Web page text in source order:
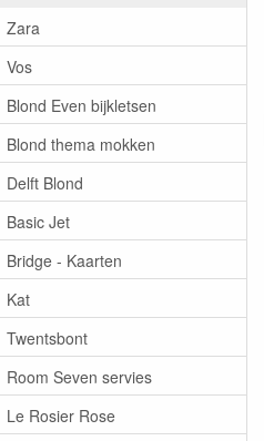
Zara
Vos
Blond Even bijkletsen
Blond thema mokken
Delft Blond
Basic Jet
Bridge - Kaarten
Kat
Twentsbont
Room Seven servies
Le Rosier Rose